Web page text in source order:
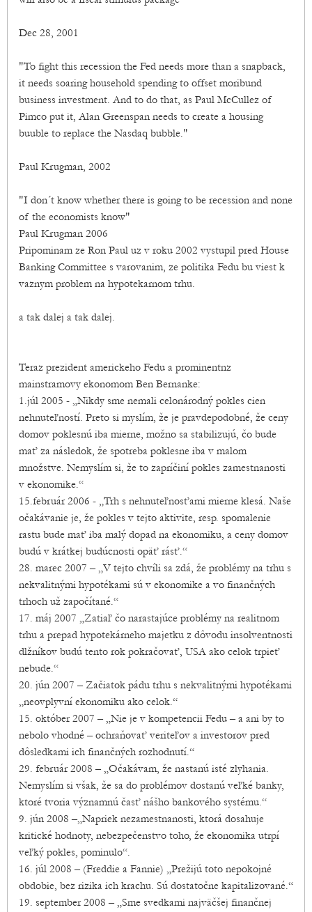
Dec 28, 2001
"To fight this recession the Fed needs more than a snapback,
it needs soaring household spending to offset moribund
business investment. And to do that, as Paul McCullez of
Pimco put it, Alan Greenspan needs to create a housing
buuble to replace the Nasdaq bubble."
Paul Krugman, 2002
"I don´t know whether there is going to be recession and none
of the economists know"
Paul Krugman 2006
Pripominam ze Ron Paul uz v roku 2002 vystupil pred House
Banking Committee s varovanim, ze politika Fedu bu viest k
vaznym problem na hypotekarnom trhu.
a tak dalej a tak dalej.
Teraz prezident americkeho Fedu a prominentnz
mainstramovy ekonomom Ben Bernanke:
1.júl 2005 - „Nikdy sme nemali celonárodný pokles cien
nehnuteľností. Preto si myslím, že je pravdepodobné, že ceny
domov poklesnú iba mierne, možno sa stabilizujú, čo bude
mať za následok, že spotreba poklesne iba v malom
množstve. Nemyslím si, že to zapríčiní pokles zamestnanosti
v ekonomike.“
15.február 2006 - „Trh s nehnuteľnosťami mierne klesá. Naše
očakávanie je, že pokles v tejto aktivite, resp. spomalenie
rastu bude mať iba malý dopad na ekonomiku, a ceny domov
budú v krátkej budúcnosti opäť rásť.“
28. marec 2007 – „V tejto chvíli sa zdá, že problémy na trhu s
nekvalitnými hypotékami sú v ekonomike a vo finančných
trhoch už započítané.“
17. máj 2007 „Zatiaľ čo narastajúce problémy na realitnom
trhu a prepad hypotekárneho majetku z dôvodu insolventnosti
dlžníkov budú tento rok pokračovať, USA ako celok trpieť
nebude.“
20. jún 2007 – Začiatok pádu trhu s nekvalitnými hypotékami
„neovplyvní ekonomiku ako celok.“
15. október 2007 – „Nie je v kompetencii Fedu – a ani by to
nebolo vhodné – ochraňovať veriteľov a investorov pred
dôsledkami ich finančných rozhodnutí.“
29. február 2008 – „Očakávam, že nastanú isté zlyhania.
Nemyslím si však, že sa do problémov dostanú veľké banky,
ktoré tvoria významnú časť nášho bankového systému.“
9. jún 2008 –„Napriek nezamestnanosti, ktorá dosahuje
kritické hodnoty, nebezpečenstvo toho, že ekonomika utrpí
veľký pokles, pominulo“.
16. júl 2008 – (Freddie a Fannie) „Prežijú toto nepokojné
obdobie, bez rizika ich krachu. Sú dostatočne kapitalizované.“
19. september 2008 – „Sme svedkami najväčšej finančnej